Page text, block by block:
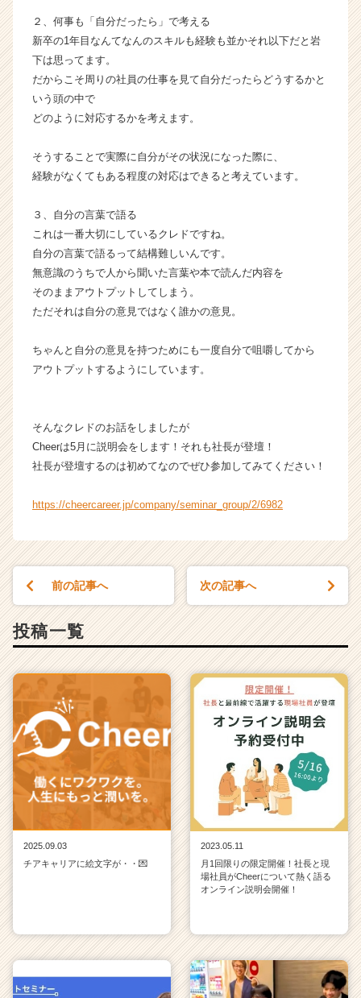
届
く
活
イ
ア
キ
リ
ア
（C
e
e
r
a
r
２、何事も「自分だったら」で考える
新卒の1年目なんてなんのスキルも経験も並かそれ以下だと岩
下は思ってます。
だからこそ周りの社員の仕事を見て自分だったらどうするかと
いう頭の中で
どのように対応するかを考えます。
そうすることで実際に自分がその状況になった際に、
経験がなくてもある程度の対応はできると考えています。
３、自分の言葉で語る
これは一番大切にしているクレドですね。
自分の言葉で語るって結構難しいんです。
無意識のうちで人から聞いた言葉や本で読んだ内容を
そのままアウトプットしてしまう。
ただそれは自分の意見ではなく誰かの意見。
ちゃんと自分の意見を持つためにも一度自分で咀嚼してから
アウトプットするようにしています。
そんなクレドのお話をしましたが
Cheerは5月に説明会をします！それも社長が登壇！
社長が登壇するのは初めてなのでぜひ参加してみてください！
https://cheercareer.jp/company/seminar_group/2/6982
前の記事へ 次の記事へ
投稿一覧
2025.09.03
チアキャリアに絵文字が・・💌
2023.05.11
月1回限りの限定開催！社長と現
場社員がCheerについて熱く語る
オンライン説明会開催！